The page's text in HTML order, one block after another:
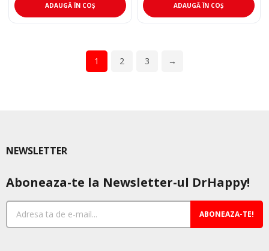
ADAUGĂ ÎN COȘ ADAUGĂ ÎN COȘ
1 2 3 →
NEWSLETTER
Aboneaza-te la Newsletter-ul DrHappy!
ABONEAZA-TE!